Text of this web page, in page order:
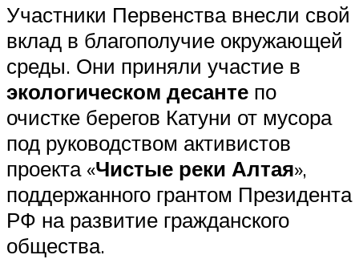
Участники Первенства внесли свой
вклад в благополучие окружающей
среды. Они приняли участие в
экологическом десанте по
очистке берегов Катуни от мусора
под руководством активистов
проекта «Чистые реки Алтая»,
поддержанного грантом Президента
РФ на развитие гражданского
общества.